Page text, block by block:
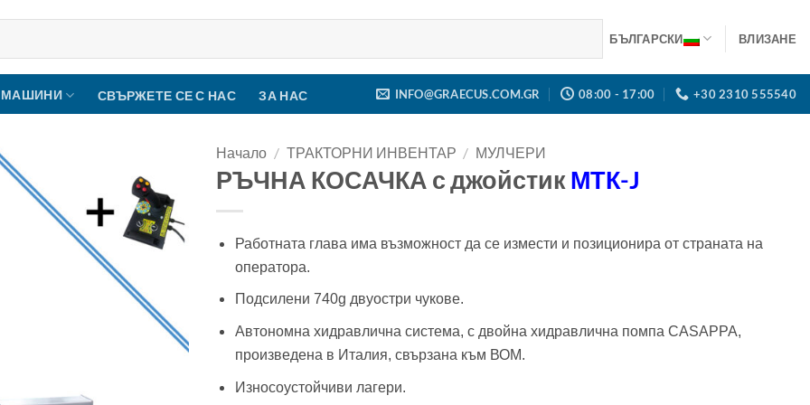
БЪЛГАРСКИ ВЛИЗАНЕ
МАШИНИ СВЪРЖЕТЕ СЕ С НАС ЗА НАС INFO@GRAECUS.COM.GR 08:00 - 17:00 +30 2310 555540
Начало / ТРАКТОРНИ ИНВЕНТАР / МУЛЧЕРИ
РЪЧНА КОСАЧКА с джойстикМТК-J
Работната глава има възможност да се измести и позиционира от страната на
оператора.
Подсилени 740g двуостри чукове.
Автономна хидравлична система, с двойна хидравлична помпа CASAPPA,
произведена в Италия, свързана към ВОМ.
Износоустойчиви лагери.